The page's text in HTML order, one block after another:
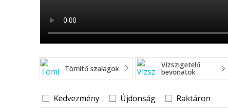
Tömítő szalagok Vízszigetelő
bevonatok
Kedvezmény Újdonság Raktáron